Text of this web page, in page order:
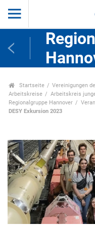
Startseite Vereinigungen
Arbeitskreise
Arbeitskreis
Regionalgruppe Hannover
DESY Exkursion 2023